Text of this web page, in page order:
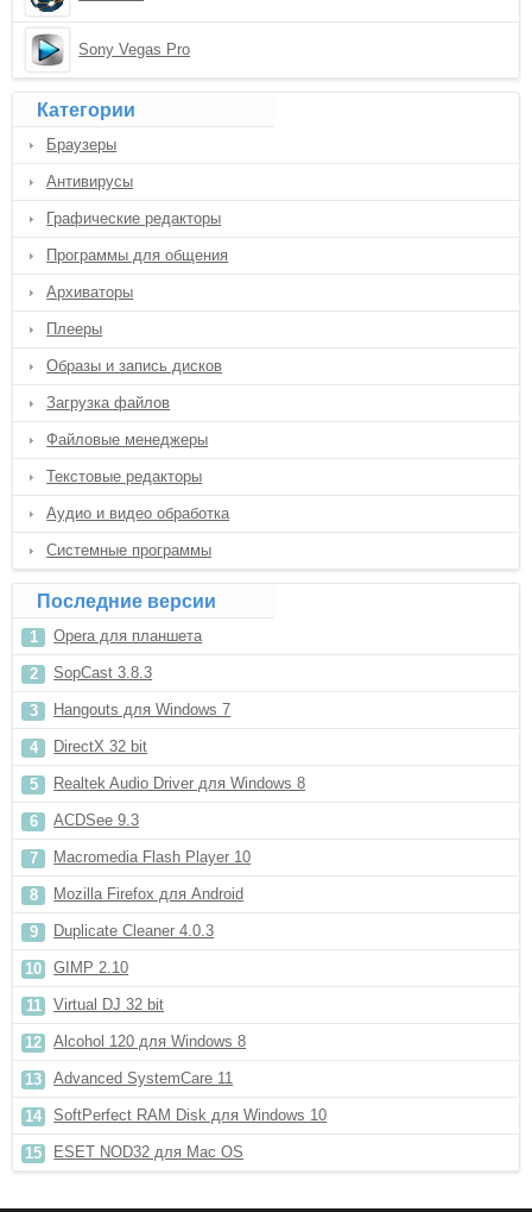
Sony Vegas Pro
Категории
Браузеры
Антивирусы
Графические редакторы
Программы для общения
Архиваторы
Плееры
Образы и запись дисков
Загрузка файлов
Файловые менеджеры
Текстовые редакторы
Аудио и видео обработка
Системные программы
Последние версии
Opera для планшета
SopCast 3.8.3
Hangouts для Windows 7
DirectX 32 bit
Realtek Audio Driver для Windows 8
ACDSee 9.3
Macromedia Flash Player 10
Mozilla Firefox для Android
Duplicate Cleaner 4.0.3
GIMP 2.10
Virtual DJ 32 bit
Alcohol 120 для Windows 8
Advanced SystemCare 11
SoftPerfect RAM Disk для Windows 10
ESET NOD32 для Mac OS